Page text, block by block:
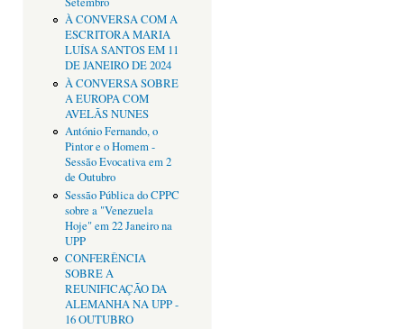
À CONVERSA COM A
ESCRITORA MARIA
LUÍSA SANTOS EM 11
DE JANEIRO DE 2024
À CONVERSA SOBRE
A EUROPA COM
AVELÃS NUNES
António Fernando, o
Pintor e o Homem -
Sessão Evocativa em 2
de Outubro
Sessão Pública do CPPC
sobre a "Venezuela
Hoje" em 22 Janeiro na
UPP
CONFERÊNCIA
SOBRE A
REUNIFICAÇÃO DA
ALEMANHA NA UPP -
16 OUTUBRO